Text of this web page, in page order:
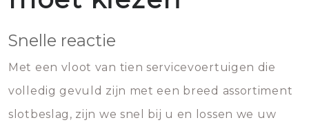
Snelle reactie
Met een vloot van tien servicevoertuigen die
volledig gevuld zijn met een breed assortiment
slotbeslag, zijn we snel bij u en lossen we uw